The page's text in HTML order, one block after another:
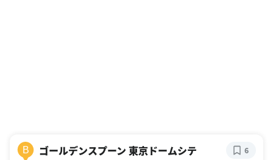
B ゴールデンスプーン 東京ドームシテ 6